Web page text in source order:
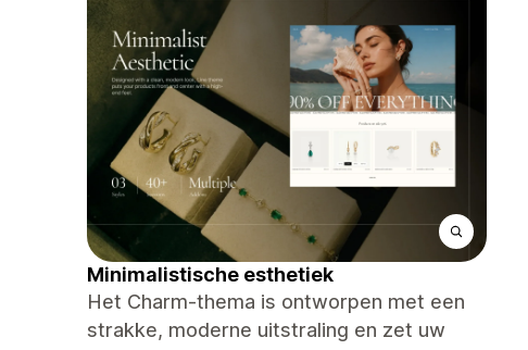
Minimalistische esthetiek
Het Charm-thema is ontworpen met een
strakke, moderne uitstraling en zet uw